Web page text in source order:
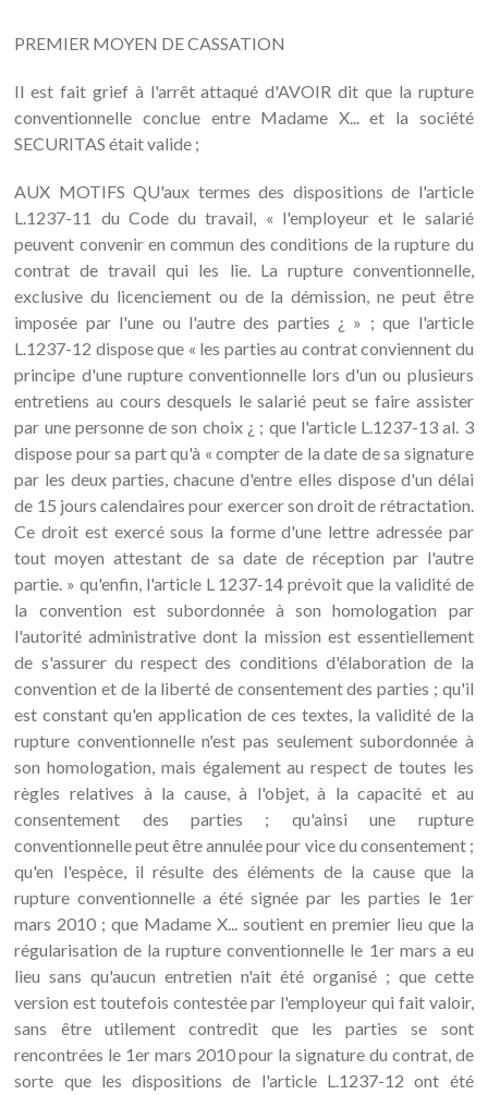
PREMIER MOYEN DE CASSATION
Il est fait grief à l'arrêt attaqué d'AVOIR dit que la rupture
conventionnelle conclue entre Madame X... et la société
SECURITAS était valide ;
AUX MOTIFS QU'aux termes des dispositions de l'article
L.1237-11 du Code du travail, « l'employeur et le salarié
peuvent convenir en commun des conditions de la rupture du
contrat de travail qui les lie. La rupture conventionnelle,
exclusive du licenciement ou de la démission, ne peut être
imposée par l'une ou l'autre des parties ¿ » ; que l'article
L.1237-12 dispose que « les parties au contrat conviennent du
principe d'une rupture conventionnelle lors d'un ou plusieurs
entretiens au cours desquels le salarié peut se faire assister
par une personne de son choix ¿ ; que l'article L.1237-13 al. 3
dispose pour sa part qu'à « compter de la date de sa signature
par les deux parties, chacune d'entre elles dispose d'un délai
de 15 jours calendaires pour exercer son droit de rétractation.
Ce droit est exercé sous la forme d'une lettre adressée par
tout moyen attestant de sa date de réception par l'autre
partie. » qu'enfin, l'article L 1237-14 prévoit que la validité de
la convention est subordonnée à son homologation par
l'autorité administrative dont la mission est essentiellement
de s'assurer du respect des conditions d'élaboration de la
convention et de la liberté de consentement des parties ; qu'il
est constant qu'en application de ces textes, la validité de la
rupture conventionnelle n'est pas seulement subordonnée à
son homologation, mais également au respect de toutes les
règles relatives à la cause, à l'objet, à la capacité et au
consentement des parties ; qu'ainsi une rupture
conventionnelle peut être annulée pour vice du consentement ;
qu'en l'espèce, il résulte des éléments de la cause que la
rupture conventionnelle a été signée par les parties le 1er
mars 2010 ; que Madame X... soutient en premier lieu que la
régularisation de la rupture conventionnelle le 1er mars a eu
lieu sans qu'aucun entretien n'ait été organisé ; que cette
version est toutefois contestée par l'employeur qui fait valoir,
sans être utilement contredit que les parties se sont
rencontrées le 1er mars 2010 pour la signature du contrat, de
sorte que les dispositions de l'article L.1237-12 ont été